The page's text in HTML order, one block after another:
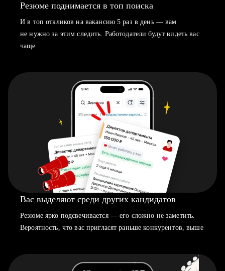
Резюме поднимается в топ поиска
И в топ откликов на вакансию 5 раз в день — вам
не нужно за этим следить. Работодатели будут видеть вас
чаще
Вас выделяют среди других кандидатов
Резюме ярко подсвечивается — его сложно не заметить.
Вероятность, что вас пригласят раньше конкурентов, выше